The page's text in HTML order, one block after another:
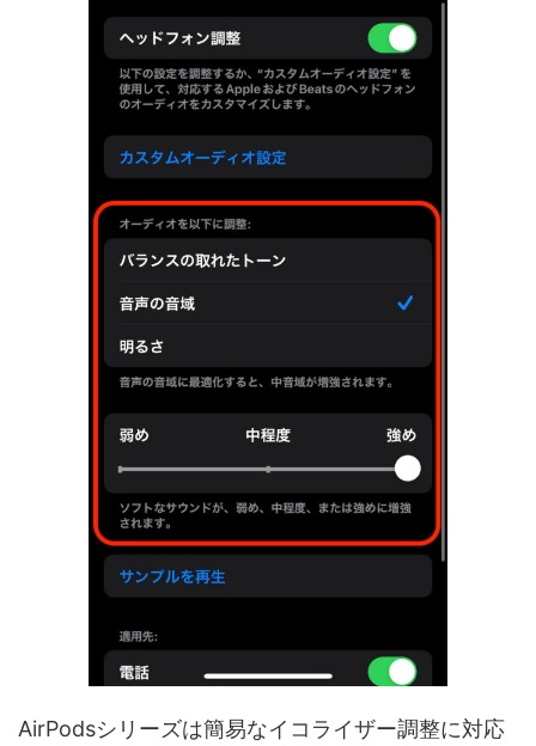
AirPodsシリーズは簡易なイコライザー調整に対応